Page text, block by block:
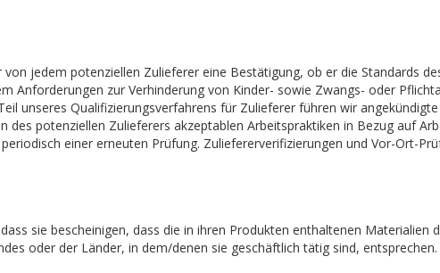
jedem potenziellen Zulieferer eine Bestätigung, ob er die Standards
Anforderungen zur Verhinderung von Kinder- sowie Zwangs- oder
unseres Qualifizierungsverfahrens für Zulieferer führen wir
des potenziellen Zulieferers akzeptablen Arbeitspraktiken in Bezug auf
einer erneuten Prüfung. Zuliefererverifizierungen und Vor-Ort-
sie bescheinigen, dass die in ihren Produkten enthaltenen Materialien
oder der Länder, in dem/denen sie geschäftlich tätig sind, entsprechen.